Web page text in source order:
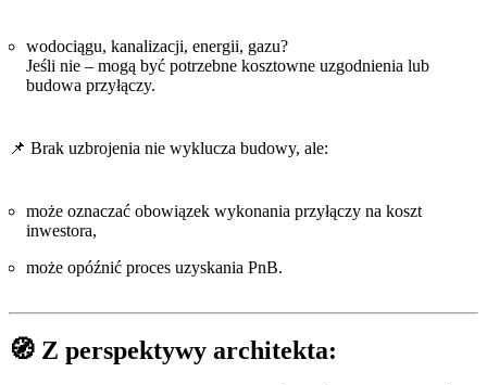
wodociągu, kanalizacji, energii, gazu?
Jeśli nie – mogą być potrzebne kosztowne uzgodnienia lub
budowa przyłączy.
📌 Brak uzbrojenia nie wyklucza budowy, ale:
może oznaczać obowiązek wykonania przyłączy na koszt
inwestora,
może opóźnić proces uzyskania PnB.
🧭 Z perspektywy architekta: